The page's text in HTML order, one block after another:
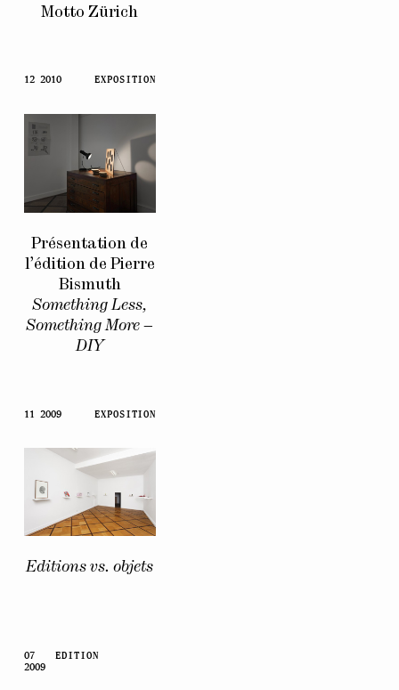
Motto Zürich
12 2010 EXPOSITION
Présentation de
l’édition de Pierre
Bismuth
Something Less,
Something More –
DIY
11 2009 EXPOSITION
Editions vs. objets
07
2009
EDITION